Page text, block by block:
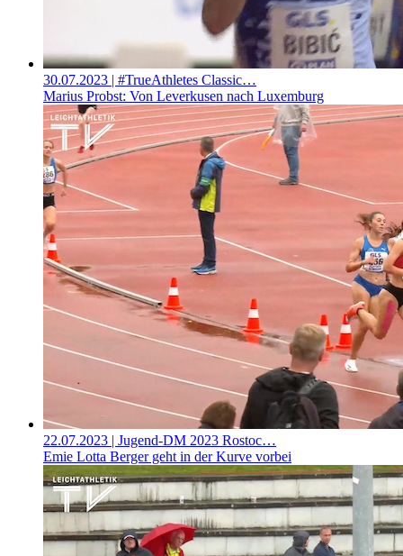
30.07.2023 | #TrueAthletes Classic…
Marius Probst: Von Leverkusen nach Luxemburg
22.07.2023 | Jugend-DM 2023 Rostoc…
Emie Lotta Berger geht in der Kurve vorbei